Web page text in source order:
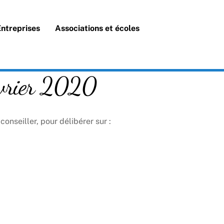
Associations et écoles
2020
pour délibérer sur :